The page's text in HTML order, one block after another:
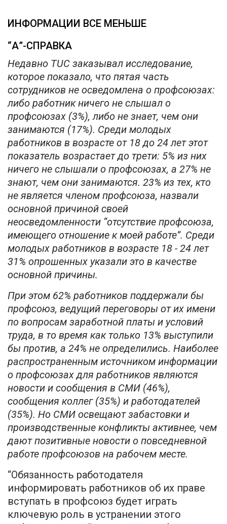
ИНФОРМАЦИИ ВСЕ МЕНЬШЕ
“А”-СПРАВКА
Недавно TUC заказывал исследование,
которое показало, что пятая часть
сотрудников не осведомлена о профсоюзах:
либо работник ничего не слышал о
профсоюзах (3%), либо не знает, чем они
занимаются (17%). Среди молодых
работников в возрасте от 18 до 24 лет этот
показатель возрастает до трети: 5% из них
ничего не слышали о профсоюзах, а 27% не
знают, чем они занимаются. 23% из тех, кто
не является членом профсоюза, назвали
основной причиной своей
неосведомленности “отсутствие профсоюза,
имеющего отношение к моей работе”. Среди
молодых работников в возрасте 18 - 24 лет
31% опрошенных указали это в качестве
основной причины.
При этом 62% работников поддержали бы
профсоюз, ведущий переговоры от их имени
по вопросам заработной платы и условий
труда, в то время как только 13% выступили
бы против, а 24% не определились. Наиболее
распространенным источником информации
о профсоюзах для работников являются
новости и сообщения в СМИ (46%),
сообщения коллег (35%) и работодателей
(35%). Но СМИ освещают забастовки и
производственные конфликты активнее, чем
дают позитивные новости о повседневной
работе профсоюзов на рабочем месте.
“Обязанность работодателя
информировать работников об их праве
вступать в профсоюз будет играть
ключевую роль в устранении этого